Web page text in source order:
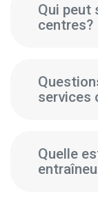
Qui peut
centres?
services
Quelle